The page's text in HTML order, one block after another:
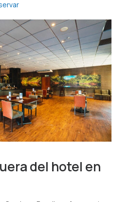
del hotel en